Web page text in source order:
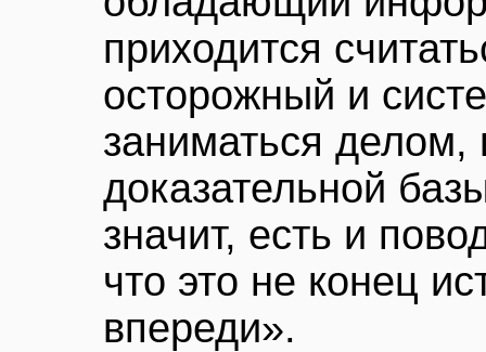
приходится
осторожный и
заниматься делом,
доказательной
значит, есть и
что это не конец
впереди».